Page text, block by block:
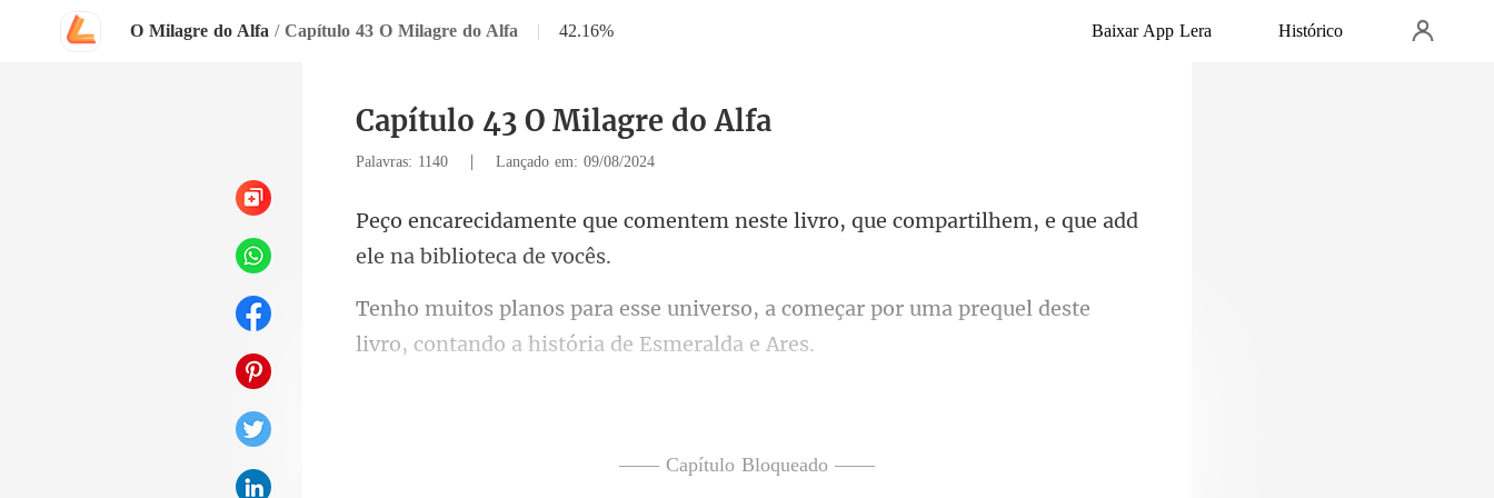
O Milagre do Alfa / Capítulo 43 O Milagre do Alfa | 42.16% Baixar App Lera Histórico
Capítulo 43 O Milagre do Alfa
Palavras: 1140 | Lançado em: 09/08/2024
neste livro, que compartilhem, e q
a começar por uma prequel deste
livro,
—— Capítulo Bloqueado ——